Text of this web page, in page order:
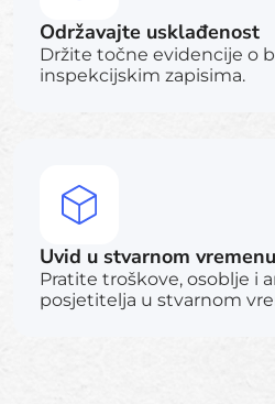
Održavajte usklađenost
Držite točne evidencije o
inspekcijskim zapisima.
Uvid u stvarnom vremenu
Pratite troškove, osoblje i
posjetitelja u stvarnom